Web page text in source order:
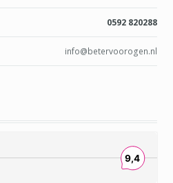
0592 820288
info@betervoorogen.nl